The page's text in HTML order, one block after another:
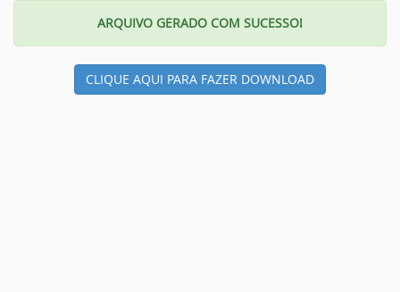
ARQUIVO GERADO COM SUCESSO!
CLIQUE AQUI PARA FAZER DOWNLOAD